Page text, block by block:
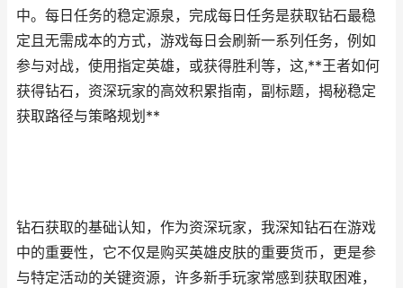
中。每日任务的稳定源泉，完成每日任务是获取钻石最稳
定且无需成本的方式，游戏每日会刷新一系列任务，例如
参与对战，使用指定英雄，或获得胜利等，这,**王者如何
获得钻石，资深玩家的高效积累指南，副标题，揭秘稳定
获取路径与策略规划**
钻石获取的基础认知，作为资深玩家，我深知钻石在游戏
中的重要性，它不仅是购买英雄皮肤的重要货币，更是参
与特定活动的关键资源，许多新手玩家常感到获取困难，